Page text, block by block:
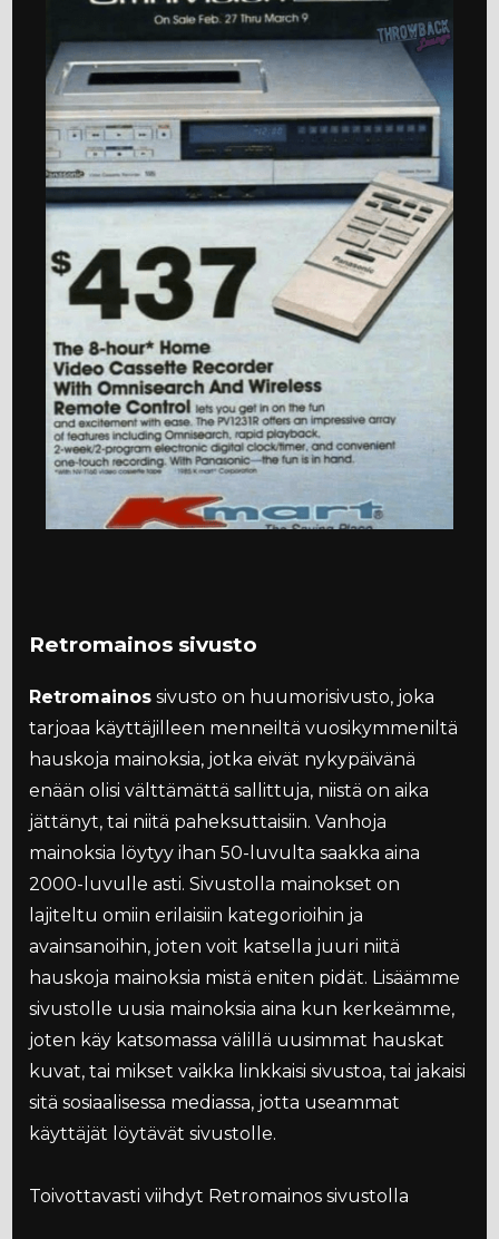
Retromainos sivusto
Retromainos sivusto on huumorisivusto, joka
tarjoaa käyttäjilleen menneiltä vuosikymmeniltä
hauskoja mainoksia, jotka eivät nykypäivänä
enään olisi välttämättä sallittuja, niistä on aika
jättänyt, tai niitä paheksuttaisiin. Vanhoja
mainoksia löytyy ihan 50-luvulta saakka aina
2000-luvulle asti. Sivustolla mainokset on
lajiteltu omiin erilaisiin kategorioihin ja
avainsanoihin, joten voit katsella juuri niitä
hauskoja mainoksia mistä eniten pidät. Lisäämme
sivustolle uusia mainoksia aina kun kerkeämme,
joten käy katsomassa välillä uusimmat hauskat
kuvat, tai mikset vaikka linkkaisi sivustoa, tai jakaisi
sitä sosiaalisessa mediassa, jotta useammat
käyttäjät löytävät sivustolle.
Toivottavasti viihdyt Retromainos sivustolla